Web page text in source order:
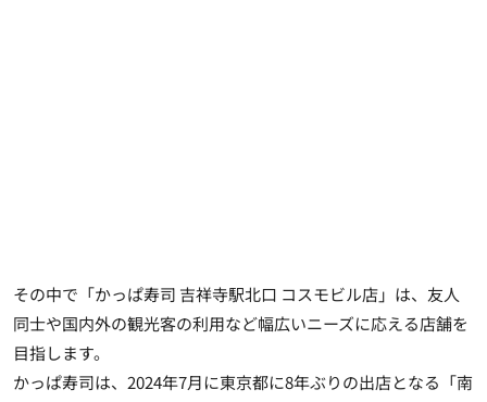
その中で「かっぱ寿司 吉祥寺駅北口 コスモビル店」は、友人
同士や国内外の観光客の利用など幅広いニーズに応える店舗を
目指します。
かっぱ寿司は、2024年7月に東京都に8年ぶりの出店となる「南